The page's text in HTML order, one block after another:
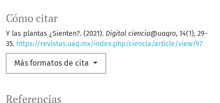
Cómo citar
Y las plantas ¿Sienten?. (2021). Digital ciencia@uaqro, 14(1), 29-
35. https://revistas.uaq.mx/index.php/ciencia/article/view/97
Más formatos de cita
Referencias